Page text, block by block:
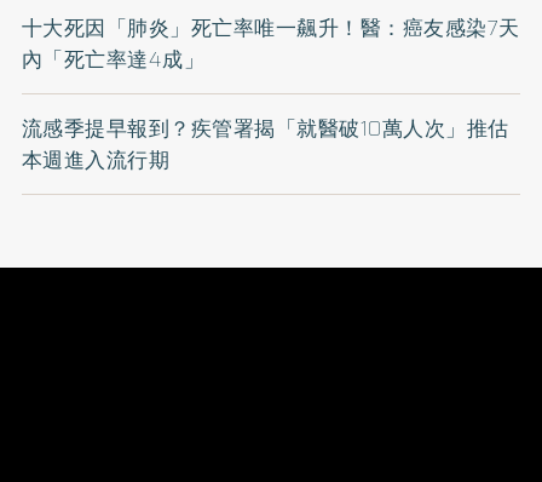
十大死因「肺炎」死亡率唯一飆升！醫：癌友感染7天
內「死亡率達4成」
流感季提早報到？疾管署揭「就醫破10萬人次」推估
本週進入流行期